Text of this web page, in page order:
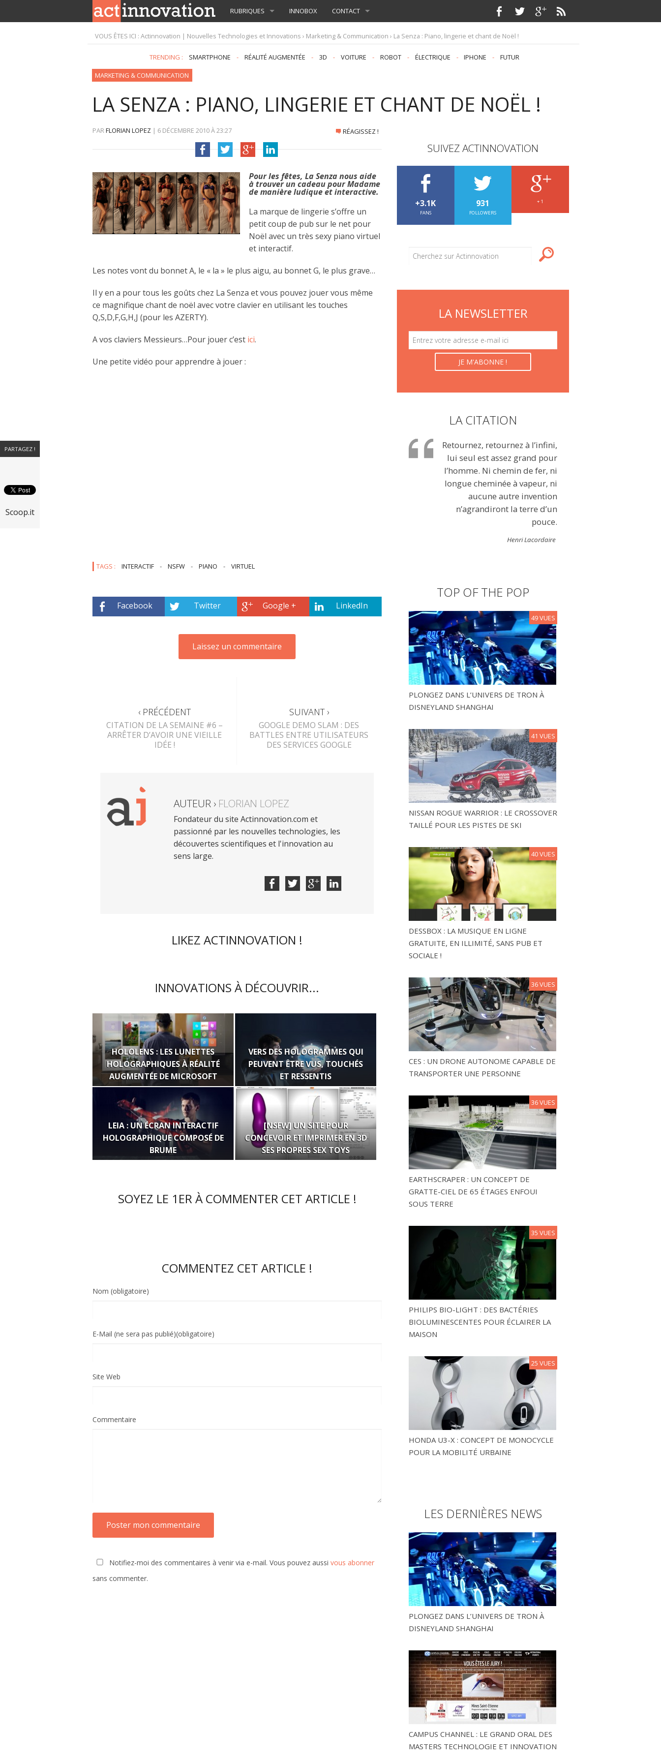
RUBRIQUES INNOBOX CONTACT
VOUS ÊTES ICI :Actinnovation | Nouvelles Technologies et Innovations › Marketing & Communication › La Senza : Piano, lingerie et chant de Noël !
TRENDING : SMARTPHONE - RÉALITÉ AUGMENTÉE - 3D - VOITURE - ROBOT - ÉLECTRIQUE - IPHONE - FUTUR
MARKETING & COMMUNICATION
LA SENZA : PIANO, LINGERIE ET CHANT DE NOËL !
PARFLORIAN LOPEZ | 6 DÉCEMBRE 2010À23:27 RÉAGISSEZ !
Pour les fêtes, La Senza nous aide
à trouver un cadeau pour Madame
de manière ludique et interactive.
La marque de lingerie s’offre un
petit coup de pub sur le net pour
Noël avec un très sexy piano virtuel
et interactif.
Les notes vont du bonnet A, le « la » le plus aigu, au bonnet G, le plus grave…
Il y en a pour tous les goûts chez La Senza et vous pouvez jouer vous même
ce magnifique chant de noël avec votre clavier en utilisant les touches
Q,S,D,F,G,H,J (pour les AZERTY).
A vos claviers Messieurs…Pour jouer c’est ici.
Une petite vidéo pour apprendre à jouer :
TAGS : INTERACTIF - NSFW - PIANO - VIRTUEL
Facebook Twitter Google + LinkedIn
‹ PRÉCÉDENT
CITATION DE LA SEMAINE #6 –
ARRÊTER D’AVOIR UNE VIEILLE
IDÉE !
SUIVANT ›
GOOGLE DEMO SLAM : DES
BATTLES ENTRE UTILISATEURS
DES SERVICES GOOGLE
AUTEUR › FLORIAN LOPEZ
Fondateur du site Actinnovation.com et
passionné par les nouvelles technologies, les
découvertes scientifiques et l'innovation au
sens large.
LIKEZ ACTINNOVATION !
INNOVATIONS À DÉCOUVRIR...
HOLOLENS : LES LUNETTES
HOLOGRAPHIQUES À RÉALITÉ
AUGMENTÉE DE MICROSOFT
VERS DES HOLOGRAMMES QUI
PEUVENT ÊTRE VUS, TOUCHÉS
ET RESSENTIS
LEIA : UN ÉCRAN INTERACTIF
HOLOGRAPHIQUE COMPOSÉ DE
BRUME
[NSFW] UN SITE POUR
CONCEVOIR ET IMPRIMER EN 3D
SES PROPRES SEX TOYS
SOYEZ LE 1ER À COMMENTER CET ARTICLE !
COMMENTEZ CET ARTICLE !
Nom (obligatoire)
E-Mail (ne sera pas publié)(obligatoire)
Site Web
Commentaire
Notifiez-moi des commentaires à venir via e-mail. Vous pouvez aussi vous abonner
sans commenter.
SUIVEZ ACTINNOVATION
+3.1K
FANS
931
FOLLOWERS
+ 1
LA NEWSLETTER
LA CITATION
Retournez, retournez à l’infini,
lui seul est assez grand pour
l’homme. Ni chemin de fer, ni
longue cheminée à vapeur, ni
aucune autre invention
n’agrandiront la terre d’un
pouce.
Henri Lacordaire
TOP OF THE POP
PLONGEZ DANS L’UNIVERS DE TRON À
DISNEYLAND SHANGHAI
49 VUES
NISSAN ROGUE WARRIOR : LE CROSSOVER
TAILLÉ POUR LES PISTES DE SKI
41 VUES
DESSBOX : LA MUSIQUE EN LIGNE
GRATUITE, EN ILLIMITÉ, SANS PUB ET
SOCIALE !
40 VUES
CES : UN DRONE AUTONOME CAPABLE DE
TRANSPORTER UNE PERSONNE
36 VUES
EARTHSCRAPER : UN CONCEPT DE
GRATTE-CIEL DE 65 ÉTAGES ENFOUI
SOUS TERRE
36 VUES
PHILIPS BIO-LIGHT : DES BACTÉRIES
BIOLUMINESCENTES POUR ÉCLAIRER LA
MAISON
35 VUES
HONDA U3-X : CONCEPT DE MONOCYCLE
POUR LA MOBILITÉ URBAINE
25 VUES
LES DERNIÈRES NEWS
PLONGEZ DANS L’UNIVERS DE TRON À
DISNEYLAND SHANGHAI
CAMPUS CHANNEL : LE GRAND ORAL DES
MASTERS TECHNOLOGIE ET INNOVATION
PARTAGEZ !
Scoop.it